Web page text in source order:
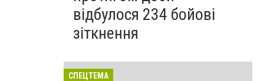
відбулося 234 бойові
зіткнення
СПЕЦТЕМА